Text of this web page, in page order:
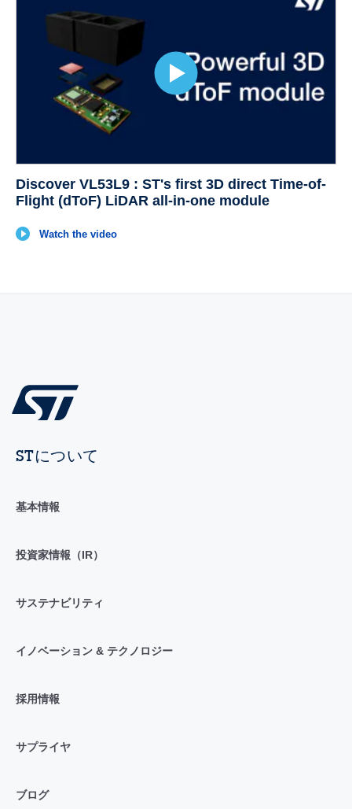
Discover VL53L9 : ST's first 3D direct Time-of-
Flight (dToF) LiDAR all-in-one module
Watch the video
STについて
基本情報
投資家情報（IR）
サステナビリティ
イノベーション & テクノロジー
採用情報
サプライヤ
ブログ